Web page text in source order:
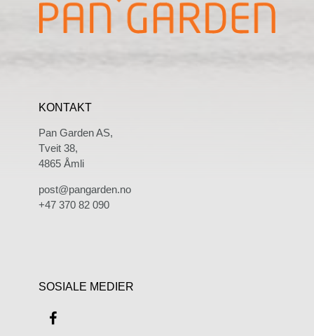
KONTAKT
Pan Garden AS,
Tveit 38,
4865 Åmli
post@pangarden.no
+47 370 82 090
SOSIALE MEDIER